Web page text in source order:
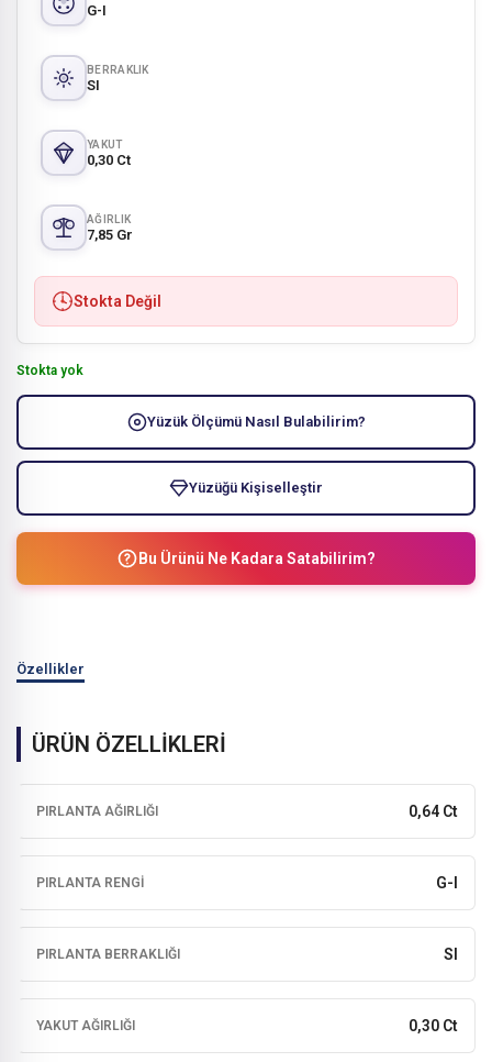
G-I
BERRAKLIK
SI
YAKUT
0,30 Ct
AĞIRLIK
7,85 Gr
Stokta Değil
Stokta yok
Yüzük Ölçümü Nasıl Bulabilirim?
Yüzüğü Kişiselleştir
Bu Ürünü Ne Kadara Satabilirim?
Özellikler
ÜRÜN ÖZELLİKLERİ
PIRLANTA AĞIRLIĞI 0,64 Ct
PIRLANTA RENGI G-I
PIRLANTA BERRAKLIĞI SI
YAKUT AĞIRLIĞI 0,30 Ct